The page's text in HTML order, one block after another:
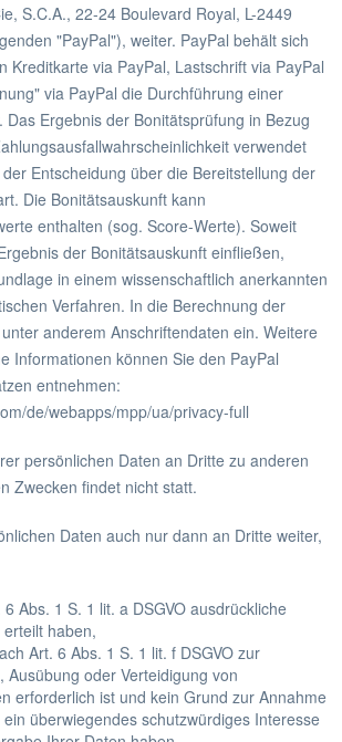
S.C.A., 22-24 Boulevard Royal, L-2449
"PayPal"), weiter. PayPal behält sich
Kreditkarte via PayPal, Lastschrift via PayPal
via PayPal die Durchführung einer
Das Ergebnis der Bonitätsprüfung in Bezug
verwendet
Entscheidung über die Bereitstellung der
Die Bonitätsauskunft kann
enthalten (sog. Score-Werte). Soweit
der Bonitätsauskunft einfließen,
in einem wissenschaftlich anerkannten
Verfahren. In die Berechnung der
anderem Anschriftendaten ein. Weitere
Informationen können Sie den PayPal
entnehmen:
de/webapps/mpp/ua/privacy-full
persönlichen Daten an Dritte zu anderen
Zwecken findet nicht statt.
Daten auch nur dann an Dritte weiter,
Abs. 1 S. 1 lit. a DSGVO ausdrückliche
haben,
Art. 6 Abs. 1 S. 1 lit. f DSGVO zur
Ausübung oder Verteidigung von
erforderlich ist und kein Grund zur Annahme
überwiegendes schutzwürdiges Interesse